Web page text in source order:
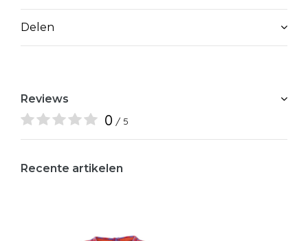
Delen
Reviews
0 / 5
Recente artikelen